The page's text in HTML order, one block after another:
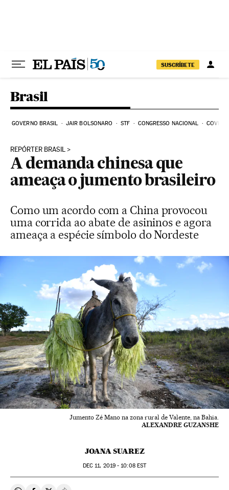
SUSCRÍBETE
Brasil
GOVERNO BRASIL JAIR BOLSONARO STF CONGRESSO NACIONAL COVID-
REPÓRTER BRASIL
A demanda chinesa que
ameaça o jumento brasileiro
Como um acordo com a China provocou
uma corrida ao abate de asininos e agora
ameaça a espécie símbolo do Nordeste
Jumento Zé Mano na zona rural de Valente, na Bahia.
ALEXANDRE GUZANSHE
JOANA SUAREZ
DEC 11, 2019 - 10:08EST